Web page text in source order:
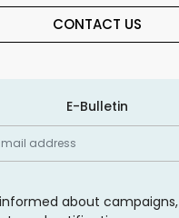
CONTACT US
E-Bulletin
about campaigns,